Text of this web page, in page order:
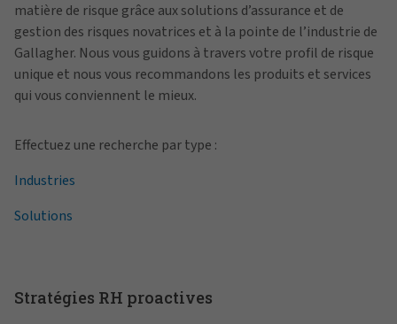
matière de risque grâce aux solutions d’assurance et de
gestion des risques novatrices et à la pointe de l’industrie de
Gallagher. Nous vous guidons à travers votre profil de risque
unique et nous vous recommandons les produits et services
qui vous conviennent le mieux.
Effectuez une recherche par type :
Industries
Solutions
Stratégies RH proactives